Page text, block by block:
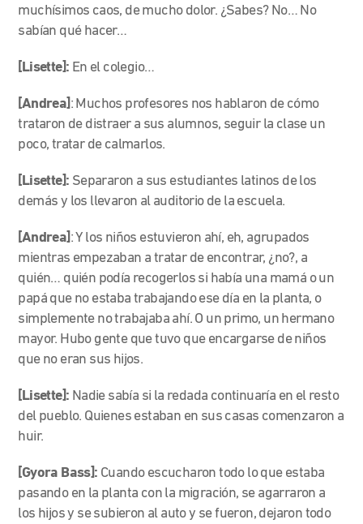
muchísimos caos, de mucho dolor. ¿Sabes? No… No
sabían qué hacer…
[Lisette]: En el colegio…
[Andrea] : Muchos profesores nos hablaron de cómo
trataron de distraer a sus alumnos, seguir la clase un
poco, tratar de calmarlos.
[Lisette]: Separaron a sus estudiantes latinos de los
demás y los llevaron al auditorio de la escuela.
[Andrea] : Y los niños estuvieron ahí, eh, agrupados
mientras empezaban a tratar de encontrar, ¿no?, a
quién… quién podía recogerlos si había una mamá o un
papá que no estaba trabajando ese día en la planta, o
simplemente no trabajaba ahí. O un primo, un hermano
mayor. Hubo gente que tuvo que encargarse de niños
que no eran sus hijos.
[Lisette]: Nadie sabía si la redada continuaría en el resto
del pueblo. Quienes estaban en sus casas comenzaron a
huir.
[Gyora Bass]: Cuando escucharon todo lo que estaba
pasando en la planta con la migración, se agarraron a
los hijos y se subieron al auto y se fueron, dejaron todo